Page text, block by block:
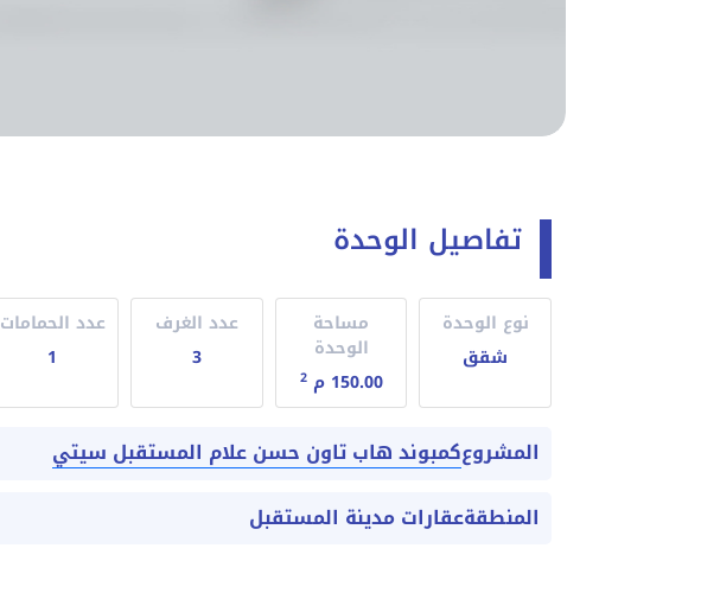
تفاصيل الوحدة
نوع الوحدة
شقق
مساحة
الوحدة
150.00 م
2
عدد الغرف
3
عدد الحمامات
1
المشروعكمبوند هاب تاون حسن علام المستقبل سيتي
المنطقةعقارات مدينة المستقبل